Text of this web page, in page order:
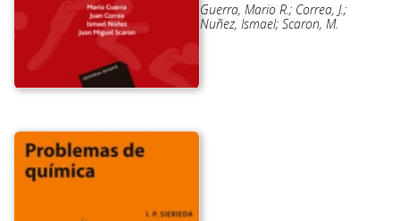
Guerra, Mario R.; Correa, J.;
Nuñez, Ismael; Scaron, M.